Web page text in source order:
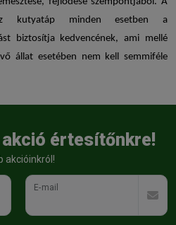
kutyatáp minden esetben a
biztosítja kedvencének, ami mellé
állat esetében nem kell semmiféle
akció értesítőnkre!
akcióinkról!
E-mail